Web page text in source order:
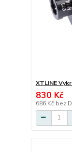
XTLINE
830 Kč
686 Kč bez